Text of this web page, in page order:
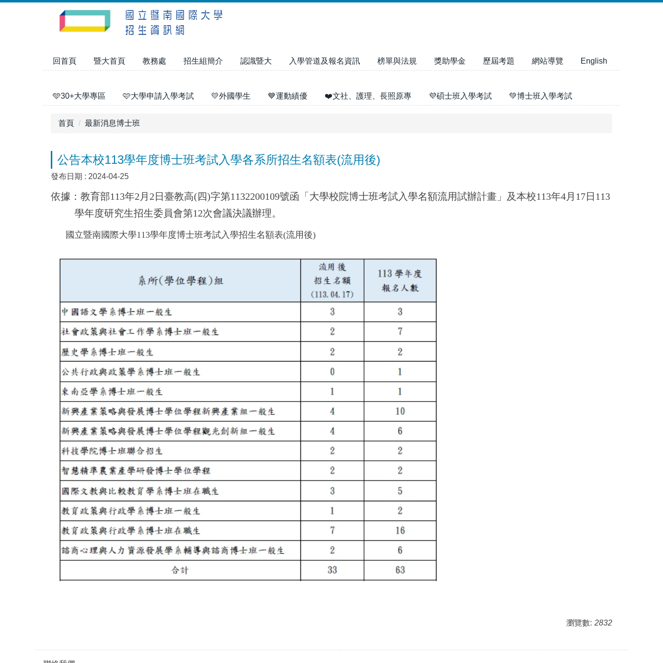
回首頁 暨大首頁 教務處 招生組簡介 認識暨大 入學管道及報名資訊 榜單與法規 獎助學金 歷屆考題 網站導覽 English
🩵30+大學專區 🩷大學申請入學考試 💛外國學生 💙運動績優 ❤️文社、護理、長照原專 💜碩士班入學考試 💚博士班入學考試
首頁 最新消息博士班
公告本校113學年度博士班考試入學各系所招生名額表(流用後)
發布日期 : 2024-04-25
依據：教育部113年2月2日臺教高(四)字第1132200109號函「大學校院博士班考試入學名額流用試辦計畫」及本校113年4月17日113
學年度研究生招生委員會第12次會議決議辦理。
國立暨南國際大學113學年度博士班考試入學招生名額表(流用後)
瀏覽數: 2832